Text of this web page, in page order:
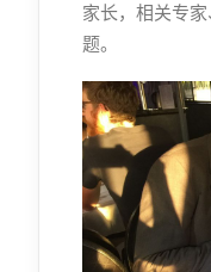
家长，相关专
题。